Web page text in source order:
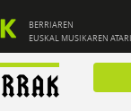
BERRIAREN
EUSKAL MUSIKAREN